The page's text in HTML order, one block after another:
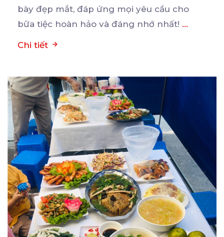
bày đẹp mắt, đáp ứng mọi yêu cầu cho
bữa tiệc hoàn hảo và đáng nhớ nhất! ...
Chi tiết